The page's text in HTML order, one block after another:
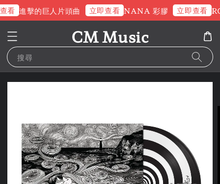
看 進擊的巨人片頭曲 立即查看 NANA 彩膠 立即查看
CM Music
搜尋